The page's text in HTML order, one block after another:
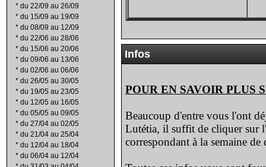
* du 22/09 au 26/09
* du 15/09 au 19/09
* du 08/09 au 12/09
* du 22/06 au 28/06
* du 15/06 au 20/06
* du 09/06 au 13/06
* du 02/06 au 06/06
* du 26/05 au 30/05
* du 19/05 au 23/05
* du 12/05 au 16/05
* du 05/05 au 09/05
* du 27/04 au 02/05
* du 21/04 au 25/04
* du 12/04 au 18/04
* du 06/04 au 12/04
Infos
POUR EN SAVOIR PLUS
Beaucoup d'entre vous l'ont
Lutétia, il suffit de cliquer sur
correspondant à la semaine